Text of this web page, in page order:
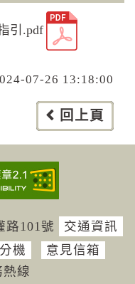
引.pdf
07-26 13:18:00
回上頁
路101號
交通資訊
機
意見信箱
熱線